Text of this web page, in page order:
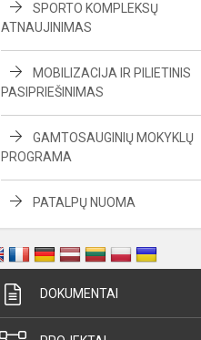
SPORTO KOMPLEKSŲ
ATNAUJINIMAS
MOBILIZACIJA IR PILIETINIS
PASIPRIEŠINIMAS
GAMTOSAUGINIŲ MOKYKLŲ
PROGRAMA
PATALPŲ NUOMA
DOKUMENTAI